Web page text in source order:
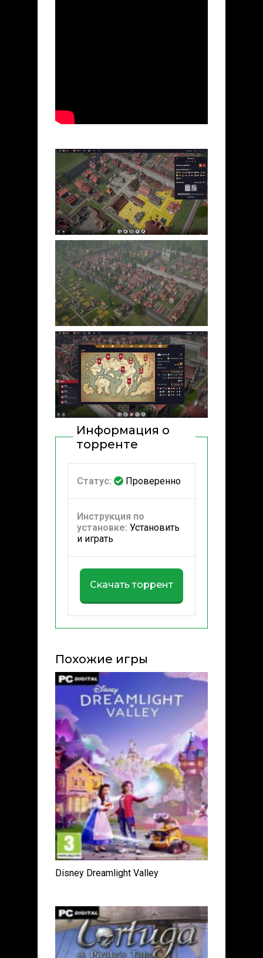
Информация о
торренте
Статус: Проверенно
Инструкция по
установке: Установить
и играть
Скачать торрент
Похожие игры
Disney Dreamlight Valley